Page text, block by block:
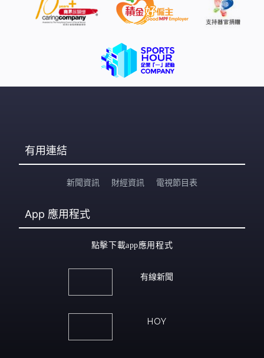
方值得本港參考。鄧希煒：「例如很著重研發對區內工業
的貢獻，相對較我們早開始著重大學的研發要轉移到市
業，譬如比較著重生命科技。」 推動知識產權IP發展方
面，他指本港雖然有相關政府部門，但主要負責保護知識
產權，發展及推動角色較少，建議本港設立委員會匯聚相
有用連結
新聞資訊 財經資訊 電視節目表
App 應用程式
點擊下載app應用程式
有線新聞
HOY